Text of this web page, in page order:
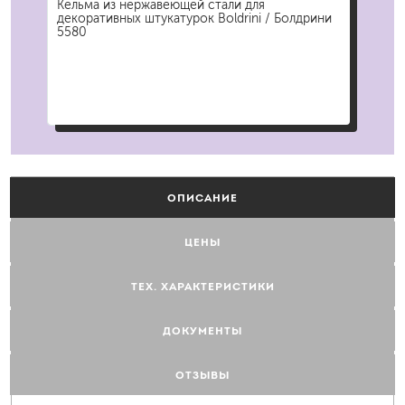
Кельма из нержавеющей стали для
декоративных штукатурок Boldrini / Болдрини
5580
ОПИСАНИЕ
ЦЕНЫ
ТЕХ. ХАРАКТЕРИСТИКИ
ДОКУМЕНТЫ
ОТЗЫВЫ